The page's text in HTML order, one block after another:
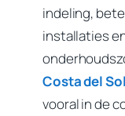
indeling,
installaties
Costa del Sol
vooral in de